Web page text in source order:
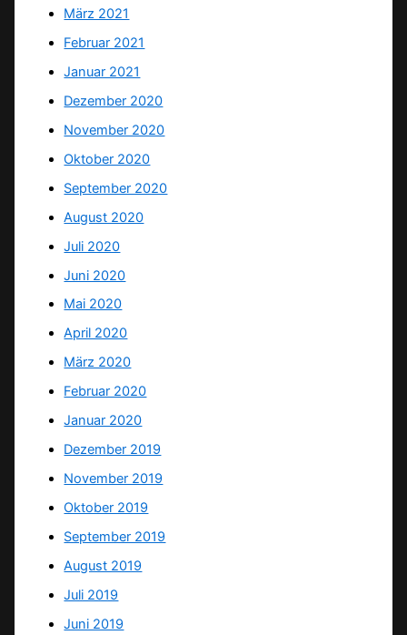
März 2021
Februar 2021
Januar 2021
Dezember 2020
November 2020
Oktober 2020
September 2020
August 2020
Juli 2020
Juni 2020
Mai 2020
April 2020
März 2020
Februar 2020
Januar 2020
Dezember 2019
November 2019
Oktober 2019
September 2019
August 2019
Juli 2019
Juni 2019